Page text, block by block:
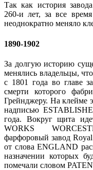
Так как история
260-и лет, за все
неоднократно меняло
1890-1902
За долгую историю
менялись владельцы,
с 1801 года во главе
смерти которого
Грейнджеру. На клейме
надписью
года. Вокруг щита
WORKS
фарфоровый завод
от слова ENGLAND
назначении которых
помечали словом